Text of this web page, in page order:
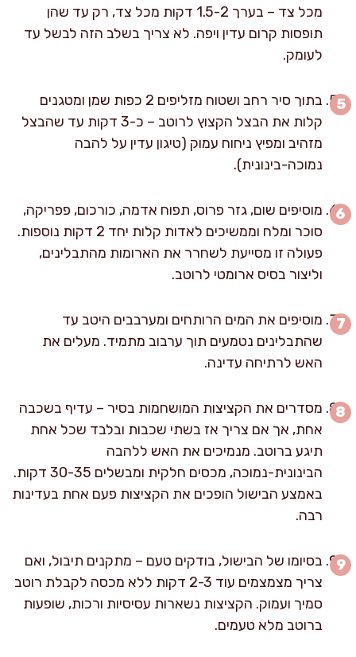
מכל צד – בערך 1.5-2 דקות מכל צד, רק עד שהן
תופסות קרום עדין ויפה. לא צריך בשלב הזה לבשל עד
לעומק.
בתוך סיר רחב ושטוח מזליפים 2 כפות שמן ומטגנים
קלות את הבצל הקצוץ לרוטב – כ-3 דקות עד שהבצל
מזהיב ומפיץ ניחוח עמוק (טיגון עדין על להבה
נמוכה-בינונית).
מוסיפים שום, גזר פרוס, תפוח אדמה, כורכום, פפריקה,
סוכר ומלח וממשיכים לאדות קלות יחד 2 דקות נוספות.
פעולה זו מסייעת לשחרר את הארומות מהתבלינים,
וליצור בסיס ארומטי לרוטב.
מוסיפים את המים הרותחים ומערבבים היטב עד
שהתבלינים נטמעים תוך ערבוב מתמיד. מעלים את
האש לרתיחה עדינה.
מסדרים את הקציצות המושחמות בסיר – עדיף בשכבה
אחת, אך אם צריך אז בשתי שכבות ובלבד שכל אחת
תיגע ברוטב. מנמיכים את האש ללהבה
הבינונית-נמוכה, מכסים חלקית ומבשלים 30-35 דקות.
באמצע הבישול הופכים את הקציצות פעם אחת בעדינות
רבה.
בסיומו של הבישול, בודקים טעם – מתקנים תיבול, ואם
צריך מצמצמים עוד 2-3 דקות ללא מכסה לקבלת רוטב
סמיך ועמוק. הקציצות נשארות עסיסיות ורכות, שופעות
ברוטב מלא טעמים.